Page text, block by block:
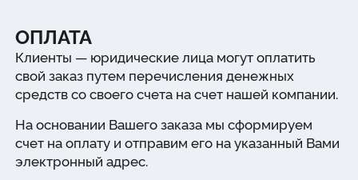
ОПЛАТА
Клиенты — юридические лица могут оплатить
свой заказ путем перечисления денежных
средств со своего счета на счет нашей компании.
На основании Вашего заказа мы сформируем
счет на оплату и отправим его на указанный Вами
электронный адрес.